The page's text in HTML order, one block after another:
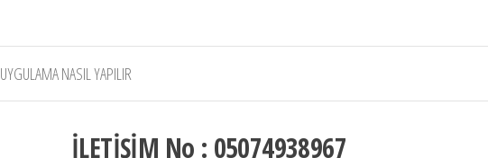
UYGULAMA NASIL YAPILIR
İLETİŞİM No : 05074938967